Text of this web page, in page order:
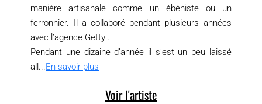
manière artisanale comme un ébéniste ou un
ferronnier. Il a collaboré pendant plusieurs années
avec l’agence Getty .
Pendant une dizaine d’année il s’est un peu laissé
all...En savoir plus
Voir l'artiste